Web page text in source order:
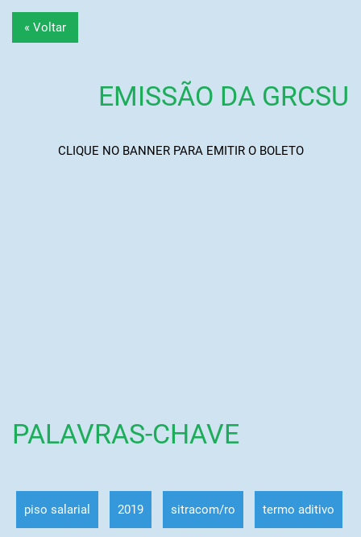
« Voltar
EMISSÃO DA GRCSU
CLIQUE NO BANNER PARA EMITIR O BOLETO
PALAVRAS-CHAVE
piso salarial 2019 sitracom/ro termo aditivo